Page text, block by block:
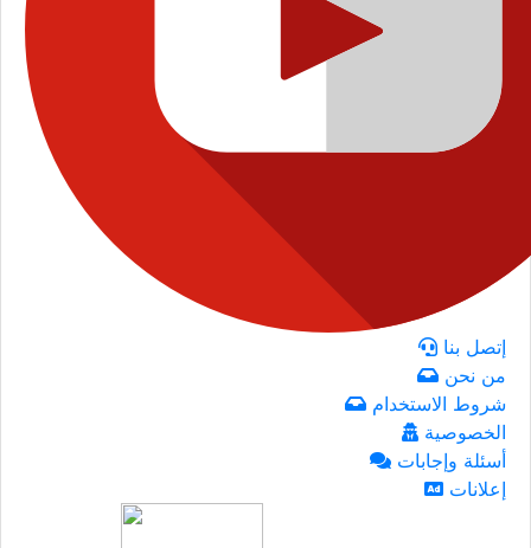
إتصل بنا
من نحن
شروط الاستخدام
الخصوصية
أسئلة وإجابات
إعلانات